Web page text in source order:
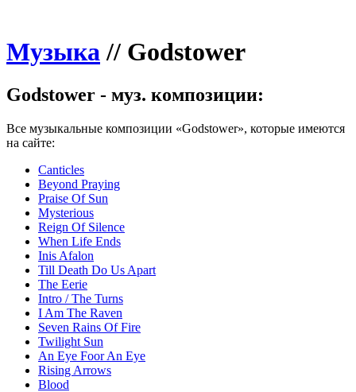
Музыка// Godstower
Godstower - муз. композиции:
Все музыкальные композиции «Godstower», которые имеются
на сайте:
Canticles
Beyond Praying
Praise Of Sun
Mysterious
Reign Of Silence
When Life Ends
Inis Afalon
Till Death Do Us Apart
The Eerie
Intro / The Turns
I Am The Raven
Seven Rains Of Fire
Twilight Sun
An Eye Foor An Eye
Rising Arrows
Blood